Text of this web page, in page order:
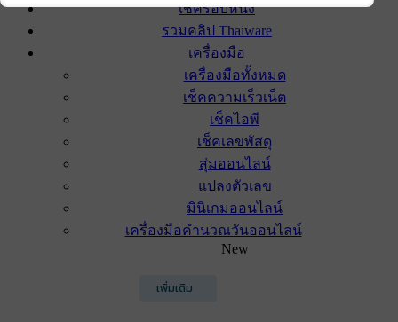
เช็ครอบหนัง
รวมคลิป Thaiware
เครื่องมือ
เครื่องมือทั้งหมด
เช็คความเร็วเน็ต
เช็คไอพี
เช็คเลขพัสดุ
สุ่มออนไลน์
แปลงตัวเลข
มินิเกมออนไลน์
เครื่องมือคำนวณวันออนไลน์
New
เพิ่มเติม